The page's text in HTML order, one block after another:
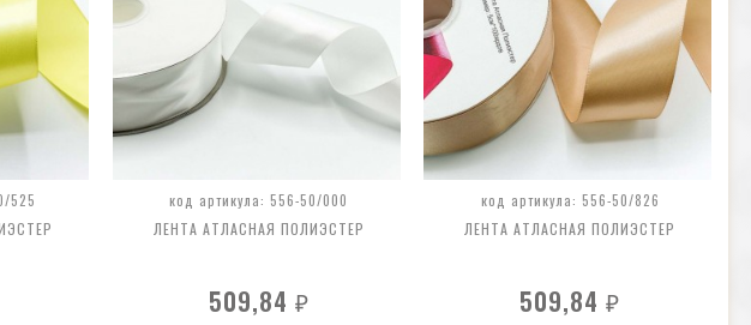
525
код артикула: 556-50/000
ЛЕНТА АТЛАСНАЯ ПОЛИЭСТЕР
509,84 ₽
код артикула: 556-50/826
ЛЕНТА АТЛАСНАЯ ПОЛИЭСТЕР
509,84₽